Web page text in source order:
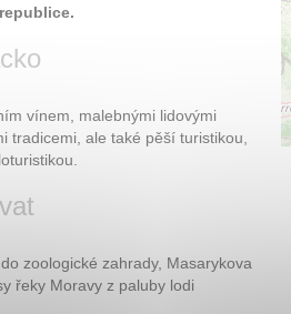
vínem, malebnými lidovými
tradicemi, ale také pěší turistikou,
zoologické zahrady, Masarykova
řeky Moravy z paluby lodi